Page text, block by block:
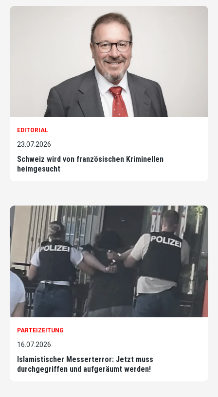
EDITORIAL
23.07.2026
Schweiz wird von französischen Kriminellen
heimgesucht
PARTEIZEITUNG
16.07.2026
Islamistischer Messerterror: Jetzt muss
durchgegriffen und aufgeräumt werden!